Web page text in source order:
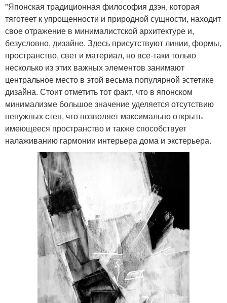
"Японская традиционная философия дзэн, которая
тяготеет к упрощенности и природной сущности, находит
свое отражение в минималистской архитектуре и,
безусловно, дизайне. Здесь присутствуют линии, формы,
пространство, свет и материал, но все-таки только
несколько из этих важных элементов занимают
центральное место в этой весьма популярной эстетике
дизайна. Стоит отметить тот факт, что в японском
минимализме большое значение уделяется отсутствию
ненужных стен, что позволяет максимально открыть
имеющееся пространство и также способствует
налаживанию гармонии интерьера дома и экстерьера.